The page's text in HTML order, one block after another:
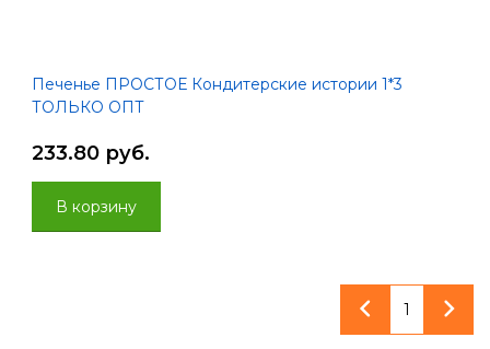
Печенье ПРОСТОЕ Кондитерские истории 1*3
ТОЛЬКО ОПТ
233.80 руб.
В корзину
1